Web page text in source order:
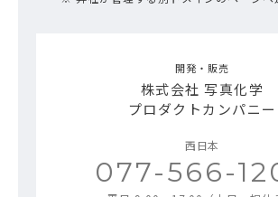
開発・販売
株式会社 写真化学
プロダクトカンパニー
西日本
077-566-